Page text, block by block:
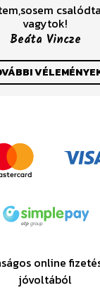
vagytok!
Beáta Vincze
online
jóvoltából